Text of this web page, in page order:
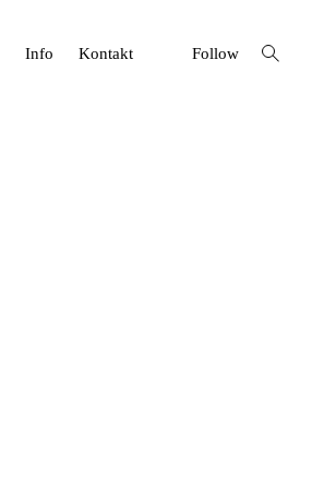
Info Kontakt Follow
open
search